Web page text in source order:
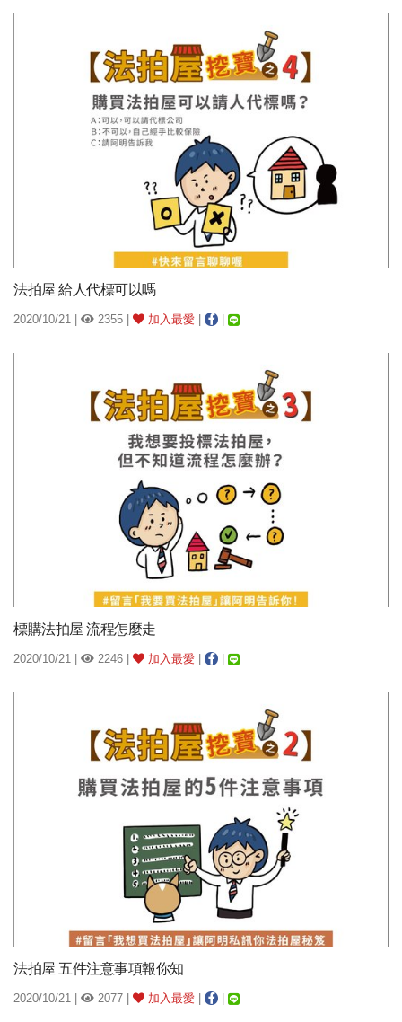
法拍屋 給人代標可以嗎
2020/10/21 | 2355 | 加入最愛
標購法拍屋 流程怎麼走
2020/10/21 | 2246 | 加入最愛
法拍屋 五件注意事項報你知
2020/10/21 | 2077 | 加入最愛 | |